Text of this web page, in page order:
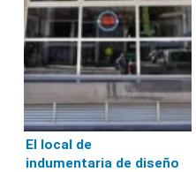
El local de
indumentaria de diseño